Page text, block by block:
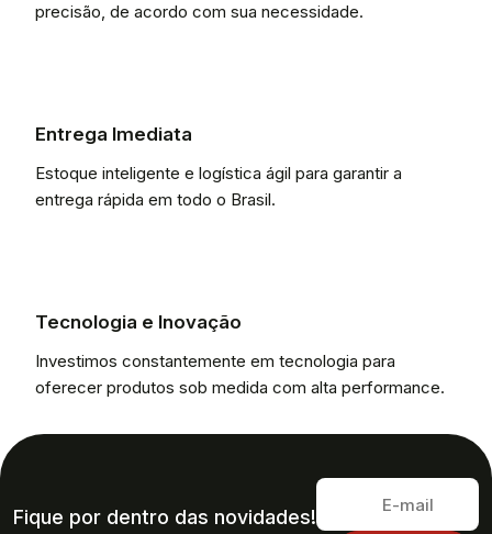
precisão, de acordo com sua necessidade.
Entrega Imediata
Estoque inteligente e logística ágil para garantir a
entrega rápida em todo o Brasil.
Tecnologia e Inovação
Investimos constantemente em tecnologia para
oferecer produtos sob medida com alta performance.
Fique por dentro das novidades!